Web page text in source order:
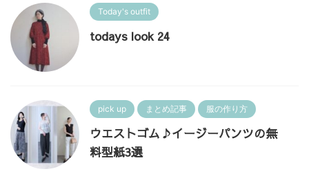
Today's outfit
todays look 24
pick up まとめ記事 服の作り方
ウエストゴム♪イージーパンツの無
料型紙3選